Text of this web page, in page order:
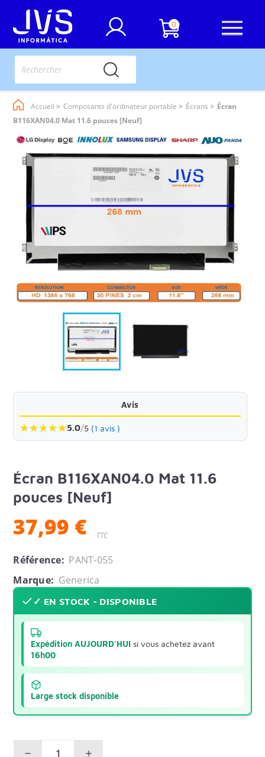
0
Accueil Composants d'ordinateur portable Écrans
Écran
B116XAN04.0 Mat 11.6 pouces [Neuf]
Avis
★★★★★5.0/5 (1 avis )
Écran B116XAN04.0 Mat 11.6
pouces [Neuf]
37,99 € TTC
Référence: PANT-055
Marque: Generica
✓ EN STOCK - DISPONIBLE
Expédition AUJOURD'HUI si vous achetez avant
16h00
Large stock disponible